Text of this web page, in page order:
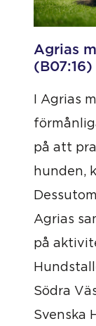
Agrias
(B07:16)
I Agrias
på att
hunden,
Agrias
på
Södra
Svenska